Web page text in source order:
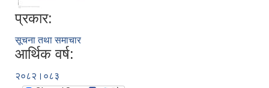
प्रकार:
सूचना तथा समाचार
आर्थिक वर्ष:
२०८२।०८३